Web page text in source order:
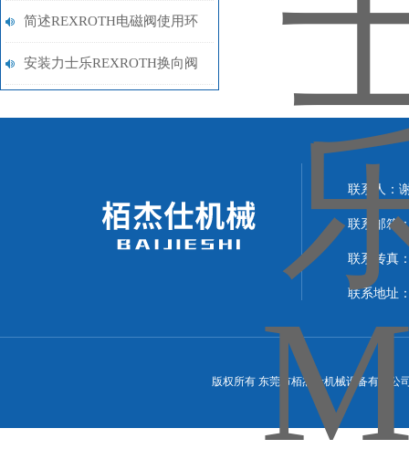
REXROTH换向阀更加稳定
简述REXROTH电磁阀使用环
境应达到的要求
安装力士乐REXROTH换向阀
联系人：
联系邮箱
联系传真
联系地址
版权所有 东莞市栢杰仕机械设备有限公